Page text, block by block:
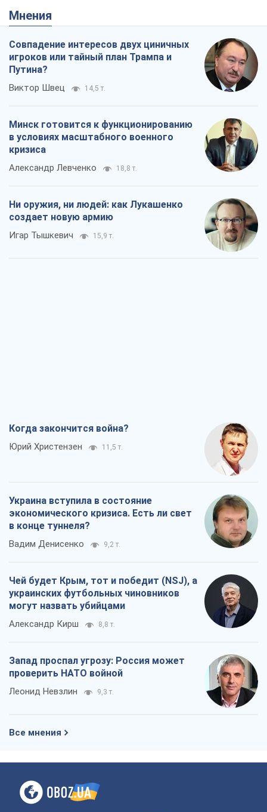
Мнения
Совпадение интересов двух циничных
игроков или тайный план Трампа и
Путина?
Виктор Швец 14,5 т.
Минск готовится к функционированию
в условиях масштабного военного
кризиса
Александр Левченко 18,8 т.
Ни оружия, ни людей: как Лукашенко
создает новую армию
Игар Тышкевич 15,9 т.
Когда закончится война?
Юрий Христензен 11,5 т.
Украина вступила в состояние
экономического кризиса. Есть ли свет
в конце туннеля?
Вадим Денисенко 9,2 т.
Чей будет Крым, тот и победит (NSJ), а
украинских футбольных чиновников
могут назвать убийцами
Александр Кирш 8,8 т.
Запад проспал угрозу: Россия может
проверить НАТО войной
Леонид Невзлин 9,3 т.
Все мнения